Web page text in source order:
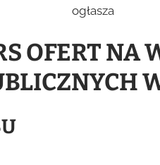
ogłasza
OFERT NA